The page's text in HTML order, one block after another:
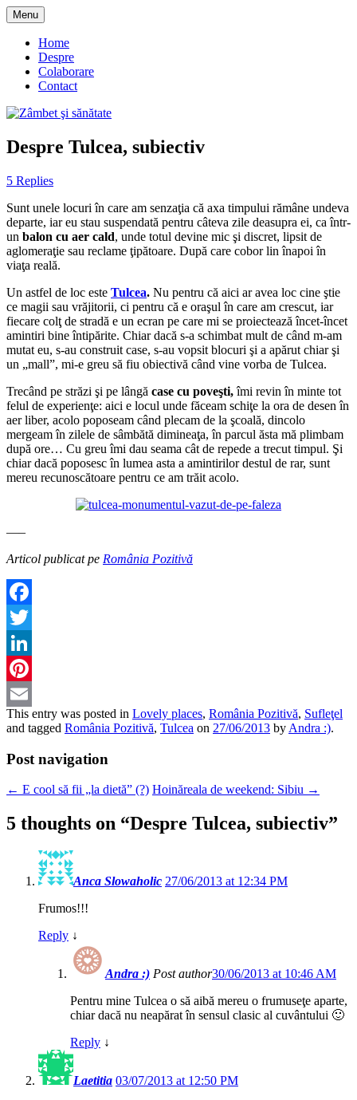
Skip
to
content
Zâmbet şi sănătate
Menu
Home
Despre
Colaborare
Contact
Despre Tulcea, subiectiv
5 Replies
Sunt unele locuri în care am senzaţia că axa timpului rămâne undeva
departe, iar eu stau suspendată pentru câteva zile deasupra ei, ca într-
un balon cu aer cald, unde totul devine mic şi discret, lipsit de
aglomeraţie sau reclame ţipătoare. După care cobor lin înapoi în
viaţa reală.
Un astfel de loc este Tulcea. Nu pentru că aici ar avea loc cine ştie
ce magii sau vrăjitorii, ci pentru că e oraşul în care am crescut, iar
fiecare colţ de stradă e un ecran pe care mi se proiectează încet-încet
amintiri bine întipărite. Chiar dacă s-a schimbat mult de când m-am
mutat eu, s-au construit case, s-au vopsit blocuri şi a apărut chiar şi
un „mall”, mi-e greu să fiu obiectivă când vine vorba de Tulcea.
Trecând pe străzi şi pe lângă case cu poveşti,îmi revin în minte tot
felul de experienţe: aici e locul unde făceam schiţe la ora de desen în
aer liber, acolo poposeam când plecam de la şcoală, dincolo
mergeam în zilele de sâmbătă dimineaţa, în parcul ăsta mă plimbam
după ore… Cu greu îmi dau seama cât de repede a trecut timpul. Şi
chiar dacă poposesc în lumea asta a amintirilor destul de rar, sunt
mereu recunoscătoare pentru ce am trăit acolo.
—–
Articol publicat pe România Pozitivă
Facebook
Twitter
LinkedIn
Pinterest
Email
This entry was posted in Lovely places, România Pozitivă, Sufleţel
and tagged România Pozitivă, Tulcea on 27/06/2013 by Andra :).
Post navigation
← E cool să fii „la dietă” (?) Hoinăreala de weekend: Sibiu →
5 thoughts on “Despre Tulcea, subiectiv”
Anca Slowaholic 27/06/2013 at 12:34 PM
Frumos!!!
Reply ↓
Andra :) Post author30/06/2013 at 10:46 AM
Pentru mine Tulcea o să aibă mereu o frumuseţe aparte,
chiar dacă nu neapărat în sensul clasic al cuvântului 🙂
Reply ↓
Laetitia 03/07/2013 at 12:50 PM